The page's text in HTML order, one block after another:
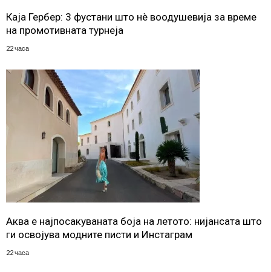
Каја Гербер: 3 фустани што нè воодушевија за време
на промотивната турнеја
22 часа
Аква е најпосакуваната боја на летото: нијансата што
ги освојува модните писти и Инстаграм
22 часа